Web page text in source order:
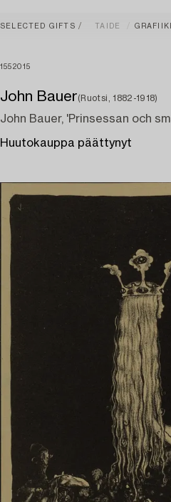
SELECTED GIFTS TAIDE
1552015
John Bauer(Ruotsi, 1882-1918)
John Bauer, 'Prinsessan och
Huutokauppa päättynyt